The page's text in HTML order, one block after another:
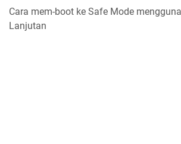
Cara mem-boot ke Safe Mode
Lanjutan